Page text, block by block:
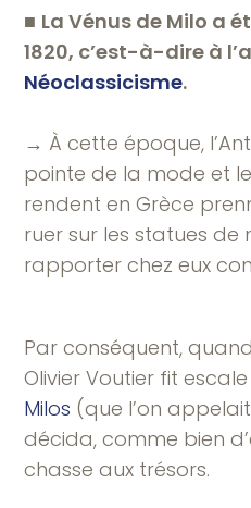
■ La Vénus de Milo a
1820, c’est-à-dire à
Néoclassicisme.
→ À cette époque,
pointe de la mode et
rendent en Grèce
ruer sur les statues de
rapporter chez eux
Par conséquent,
Olivier Voutier fit
Milos (que l’on
décida, comme bien
chasse aux trésors.